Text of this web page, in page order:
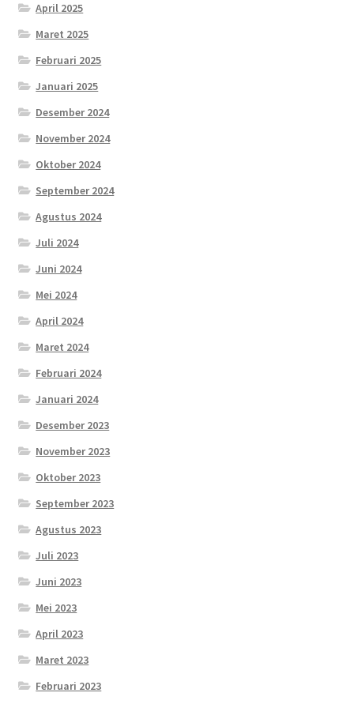
April 2025
Maret 2025
Februari 2025
Januari 2025
Desember 2024
November 2024
Oktober 2024
September 2024
Agustus 2024
Juli 2024
Juni 2024
Mei 2024
April 2024
Maret 2024
Februari 2024
Januari 2024
Desember 2023
November 2023
Oktober 2023
September 2023
Agustus 2023
Juli 2023
Juni 2023
Mei 2023
April 2023
Maret 2023
Februari 2023